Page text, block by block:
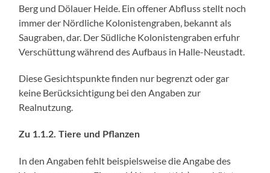
Berg und Dölauer Heide. Ein offener Abfluss stellt noch
immer der Nördliche Kolonistengraben, bekannt als
Saugraben, dar. Der Südliche Kolonistengraben erfuhr
Verschüttung während des Aufbaus in Halle-Neustadt.
Diese Gesichtspunkte finden nur begrenzt oder gar
keine Berücksichtigung bei den Angaben zur
Realnutzung.
Zu 1.1.2. Tiere und Pflanzen
In den Angaben fehlt beispielsweise die Angabe des